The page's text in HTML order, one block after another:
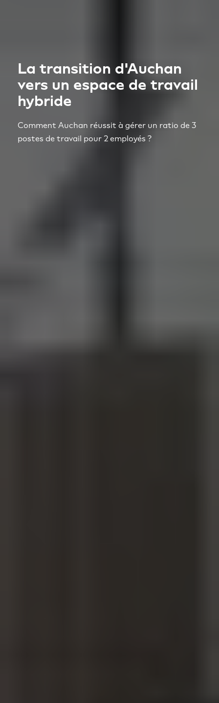
La transition d'Auchan
vers un espace de travail
hybride
Comment Auchan réussit à gérer un ratio de 3
postes de travail pour 2 employés ?